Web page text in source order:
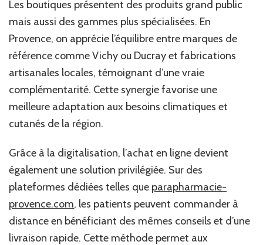
Les boutiques présentent des produits grand public
mais aussi des gammes plus spécialisées. En
Provence, on apprécie l’équilibre entre marques de
référence comme Vichy ou Ducray et fabrications
artisanales locales, témoignant d’une vraie
complémentarité. Cette synergie favorise une
meilleure adaptation aux besoins climatiques et
cutanés de la région.
Grâce à la digitalisation, l’achat en ligne devient
également une solution privilégiée. Sur des
plateformes dédiées telles que parapharmacie-
provence.com, les patients peuvent commander à
distance en bénéficiant des mêmes conseils et d’une
livraison rapide. Cette méthode permet aux